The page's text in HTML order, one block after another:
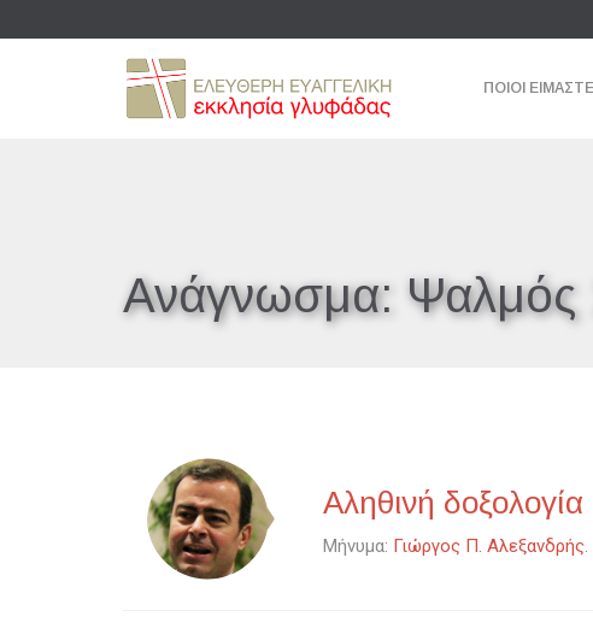
ΠΟΙΟΙ ΕΙΜΑΣΤΕ
Ανάγνωσμα: Ψαλμός
Αληθινή δοξολογία
Μήνυμα: Γιώργος Π. Αλεξανδρής